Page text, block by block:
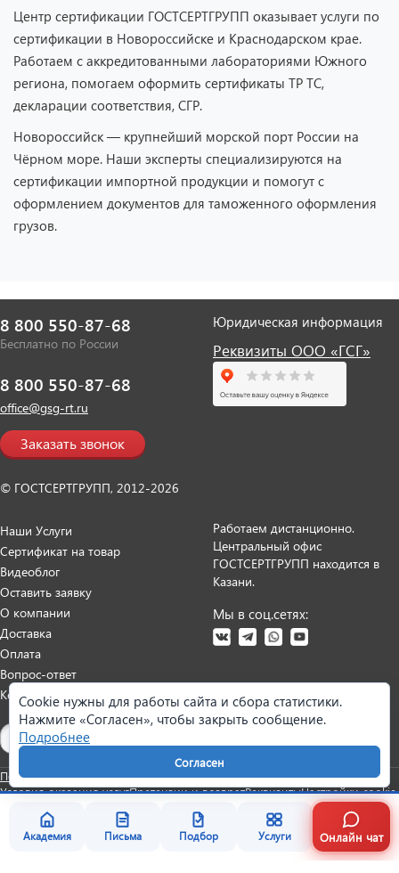
Академия Письма Подбор Услуги Онлайн чат
Центр сертификации ГОСТСЕРТГРУПП оказывает услуги по
сертификации в Новороссийске и Краснодарском крае.
Работаем с аккредитованными лабораториями Южного
региона, помогаем оформить сертификаты ТР ТС,
декларации соответствия, СГР.
Новороссийск — крупнейший морской порт России на
Чёрном море. Наши эксперты специализируются на
сертификации импортной продукции и помогут с
оформлением документов для таможенного оформления
грузов.
8 800 550-87-68
Бесплатно по России
8 800 550-87-68
office@gsg-rt.ru
Заказать звонок
© ГОСТСЕРТГРУПП, 2012-2026
Юридическая информация
Реквизиты ООО «ГСГ»
Наши Услуги
Сертификат на товар
Видеоблог
Оставить заявку
О компании
Доставка
Оплата
Вопрос-ответ
Контакты
Работаем дистанционно.
Центральный офис
ГОСТСЕРТГРУПП находится в
Казани.
Мы в соц.сетях:
Политика персональных данныхСогласие на обработку данных
Условия оказания услугПретензии и возвратРеквизитыНастройки cookie
Cookie нужны для работы сайта и сбора статистики.
Нажмите «Согласен», чтобы закрыть сообщение.
Подробнее
Согласен